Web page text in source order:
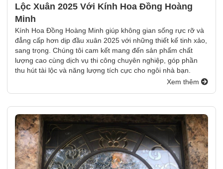
Lộc Xuân 2025 Với Kính Hoa Đồng Hoàng
Minh
Kính Hoa Đồng Hoàng Minh giúp không gian sống rực rỡ và
đẳng cấp hơn dịp đầu xuân 2025 với những thiết kế tinh xảo,
sang trọng. Chúng tôi cam kết mang đến sản phẩm chất
lượng cao cùng dịch vụ thi công chuyên nghiệp, góp phần
thu hút tài lộc và năng lượng tích cực cho ngôi nhà bạn.
Xem thêm